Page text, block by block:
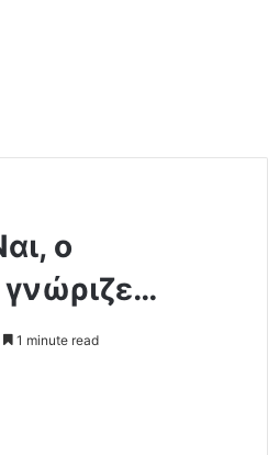
ο
1 minute read